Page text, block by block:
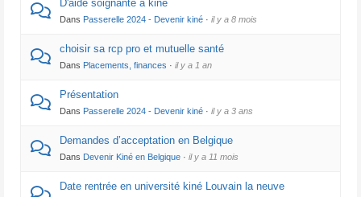
D'aide soignante a kiné
Dans Passerelle 2024 - Devenir kiné · il y a 8 mois
choisir sa rcp pro et mutuelle santé
Dans Placements, finances · il y a 1 an
Présentation
Dans Passerelle 2024 - Devenir kiné · il y a 3 ans
Demandes d’acceptation en Belgique
Dans Devenir Kiné en Belgique · il y a 11 mois
Date rentrée en université kiné Louvain la neuve